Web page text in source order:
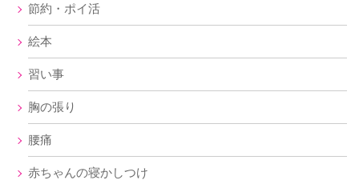
節約・ポイ活
絵本
習い事
胸の張り
腰痛
赤ちゃんの寝かしつけ